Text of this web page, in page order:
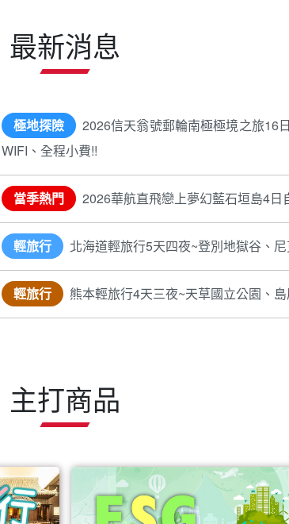
最新消息
極地探險
2026信天翁號郵輪南極極境之旅16
WIFI、全程小費!!
當季熱門 2026華航直飛戀上夢幻藍石垣島4日
輕旅行 北海道輕旅行5天四夜~登別地獄谷、
輕旅行 熊本輕旅行4天三夜~天草國立公園、
主打商品